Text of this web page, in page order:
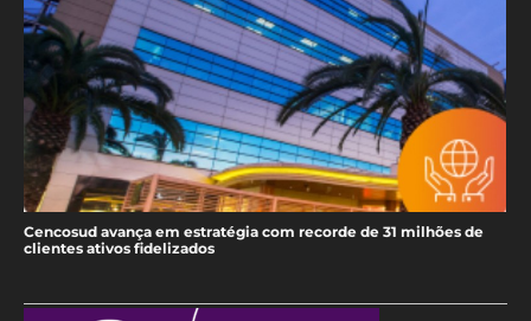
Cencosud avança em estratégia com recorde de 31 milhões de
clientes ativos fidelizados